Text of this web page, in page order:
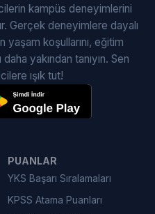
kampüs deneyimlerini
Gerçek deneyimlere dayalı
yaşam koşullarını, eğitim
yakından tanıyın. Sen
ışık tut!
PUANLAR
YKS Başarı Sıralamaları
KPSS Atama Puanları